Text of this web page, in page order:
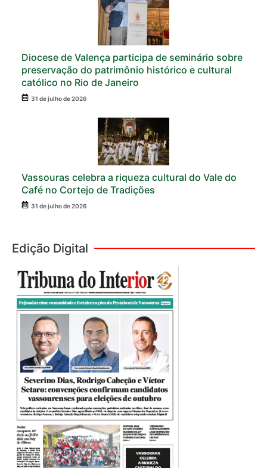
Diocese de Valença participa de seminário sobre
preservação do patrimônio histórico e cultural
católico no Rio de Janeiro
31 de julho de 2026
Vassouras celebra a riqueza cultural do Vale do
Café no Cortejo de Tradições
31 de julho de 2026
Edição Digital